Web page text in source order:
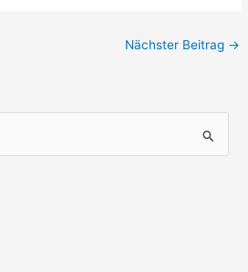
Nächster Beitrag →